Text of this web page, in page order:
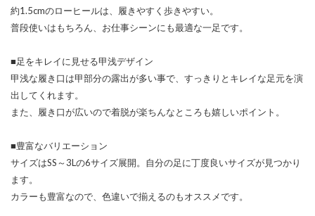
約1.5cmのローヒールは、履きやすく歩きやすい。
普段使いはもちろん、お仕事シーンにも最適な一足です。
■足をキレイに見せる甲浅デザイン
甲浅な履き口は甲部分の露出が多い事で、すっきりとキレイな足元を演
出してくれます。
また、履き口が広いので着脱が楽ちんなところも嬉しいポイント。
■豊富なバリエーション
サイズはSS～3Lの6サイズ展開。自分の足に丁度良いサイズが見つかり
ます。
カラーも豊富なので、色違いで揃えるのもオススメです。